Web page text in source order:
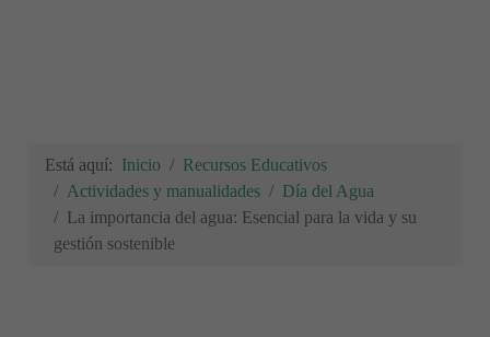
Está aquí: Inicio
Recursos Educativos
Actividades y manualidades
Día del Agua
La importancia del agua: Esencial para la vida y su
gestión sostenible